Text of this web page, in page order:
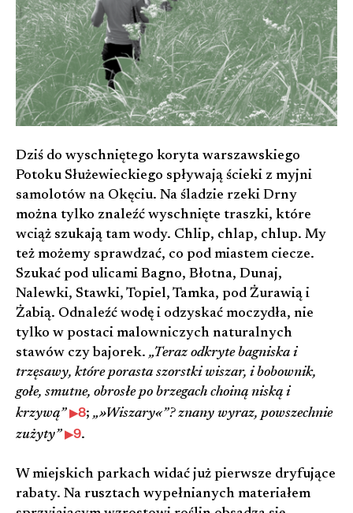
Dziś do wyschniętego koryta warszawskiego
Potoku Służewieckiego spływają ścieki z myjni
samolotów na Okęciu. Na śladzie rzeki Drny
można tylko znaleźć wyschnięte traszki, które
wciąż szukają tam wody. Chlip, chlap, chlup. My
też możemy sprawdzać, co pod miastem ciecze.
Szukać pod ulicami Bagno, Błotna, Dunaj,
Nalewki, Stawki, Topiel, Tamka, pod Żurawią i
Żabią. Odnaleźć wodę i odzyskać moczydła, nie
tylko w postaci malowniczych naturalnych
stawów czy bajorek. „Teraz odkryte bagniska i
trzęsawy, które porasta szorstki wiszar, i bobownik,
gołe, smutne, obrosłe po brzegach choiną niską i
krzywą”
8; „»Wiszary«”? znany wyraz, powszechnie
zużyty”
9.
W miejskich parkach widać już pierwsze dryfujące
rabaty. Na rusztach wypełnianych materiałem